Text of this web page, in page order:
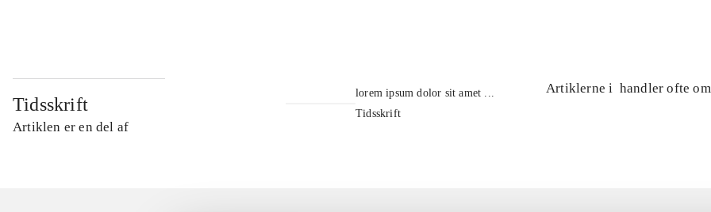
Tidsskrift
Artiklen er en del af
lorem ipsum dolor sit amet ...
Tidsskrift
Artiklerne i handler ofte om